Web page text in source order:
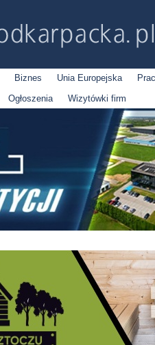
Biznes Unia Europejska
Ogłoszenia Wizytówki firm